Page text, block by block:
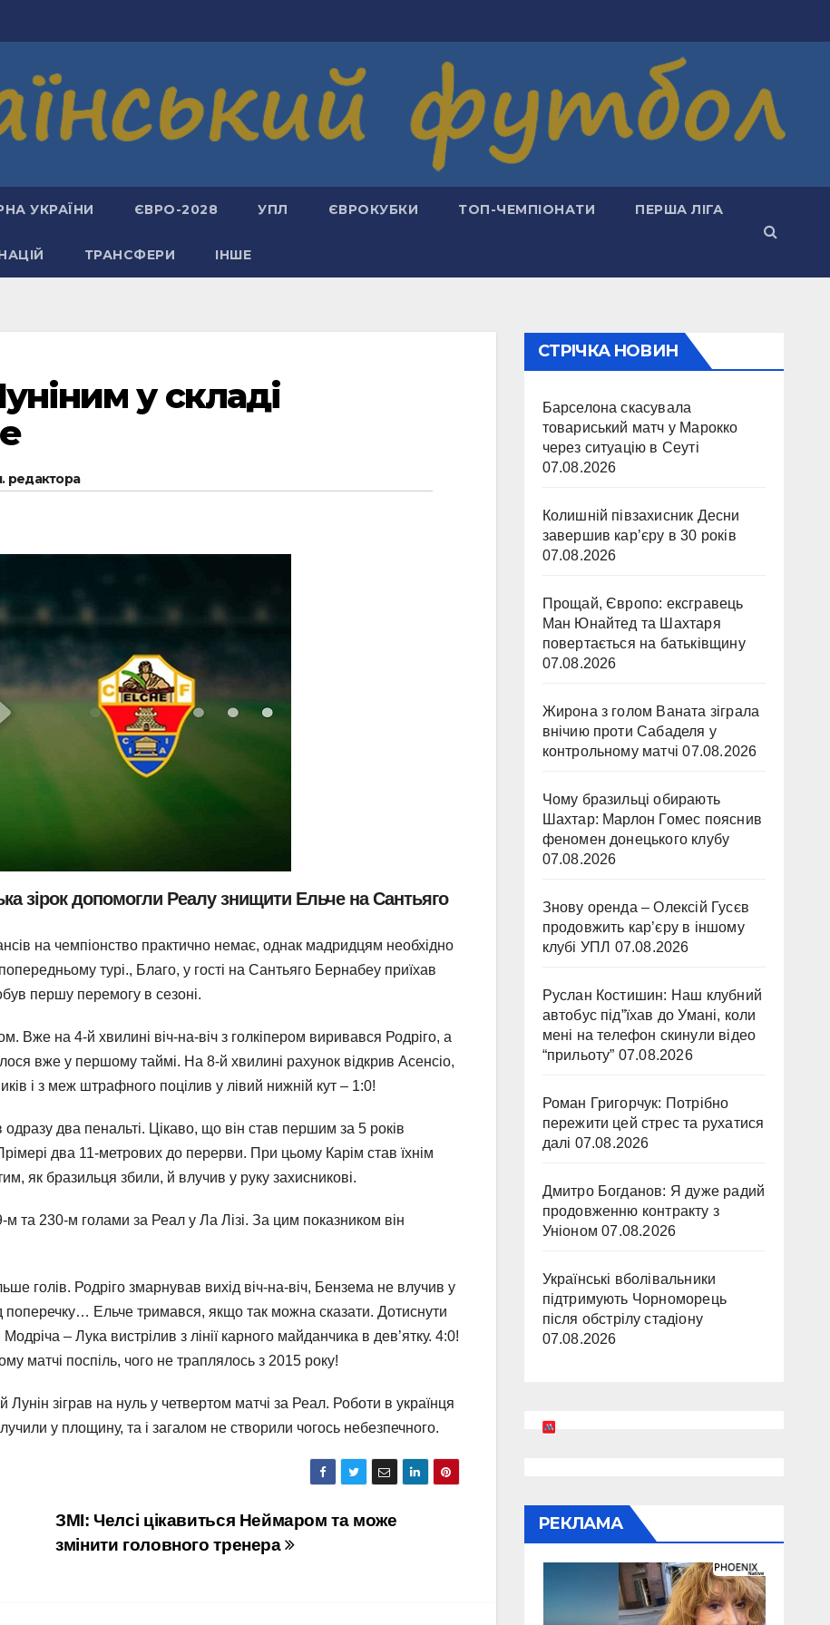
УКРАЇНИ ЄВРО-2028 УПЛ ЄВРОКУБКИ ТОП-ЧЕМПІОНАТИ ПЕРША ЛІГА
ТРАНСФЕРИ ІНШЕ
у складі
редактора
зірок допомогли Реалу знищити Ельче на Сантьяго
на чемпіонство практично немає, однак мадридцям необхідно
турі., Благо, у гості на Сантьяго Бернабеу приїхав
першу перемогу в сезоні.
Вже на 4-й хвилині віч-на-віч з голкіпером виривався Родріго, а
вже у першому таймі. На 8-й хвилині рахунок відкрив Асенсіо,
і з меж штрафного поцілив у лівий нижній кут – 1:0!
два пенальті. Цікаво, що він став першим за 5 років
два 11-метрових до перерви. При цьому Карім став їхнім
як бразильця збили, й влучив у руку захисникові.
та 230-м голами за Реал у Ла Лізі. За цим показником він
голів. Родріго змарнував вихід віч-на-віч, Бензема не влучив у
поперечку… Ельче тримався, якщо так можна сказати. Дотиснути
– Лука вистрілив з лінії карного майданчика в дев’ятку. 4:0!
матчі поспіль, чого не траплялось з 2015 року!
зіграв на нуль у четвертом матчі за Реал. Роботи в українця
у площину, та і загалом не створили чогось небезпечного.
ЗМІ: Челсі цікавиться Неймаром та може
змінити головного тренера
СТРІЧКА НОВИН
Барселона скасувала
товариський матч у Марокко
через ситуацію в Сеуті
07.08.2026
Колишній півзахисник Десни
завершив кар’єру в 30 років
07.08.2026
Прощай, Європо: ексгравець
Ман Юнайтед та Шахтаря
повертається на батьківщину
07.08.2026
Жирона з голом Ваната зіграла
внічию проти Сабаделя у
контрольному матчі 07.08.2026
Чому бразильці обирають
Шахтар: Марлон Гомес пояснив
феномен донецького клубу
07.08.2026
Знову оренда – Олексій Гусєв
продовжить кар’єру в іншому
клубі УПЛ 07.08.2026
Руслан Костишин: Наш клубний
автобус під”їхав до Умані, коли
мені на телефон скинули відео
“прильоту” 07.08.2026
Роман Григорчук: Потрібно
пережити цей стрес та рухатися
далі 07.08.2026
Дмитро Богданов: Я дуже радий
продовженню контракту з
Уніоном 07.08.2026
Українські вболівальники
підтримують Чорноморець
після обстрілу стадіону
07.08.2026
РЕКЛАМА